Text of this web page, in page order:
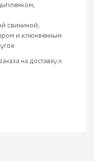
свининой;
и клюквенным
на доставку и